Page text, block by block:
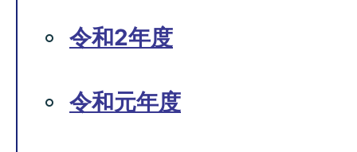
令和2年度
令和元年度